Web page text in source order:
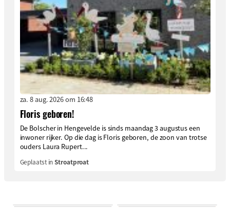
za. 8 aug. 2026 om 16:48
Floris geboren!
De Bolscher in Hengevelde is sinds maandag 3 augustus een
inwoner rijker. Op die dag is Floris geboren, de zoon van trotse
ouders Laura Rupert...
Geplaatst inStroatproat